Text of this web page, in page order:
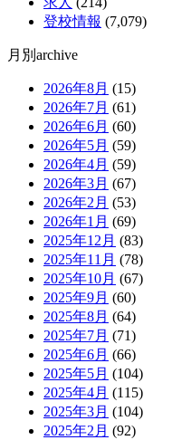
登校情報 (7,079)
月別archive
2026年8月 (15)
2026年7月 (61)
2026年6月 (60)
2026年5月 (59)
2026年4月 (59)
2026年3月 (67)
2026年2月 (53)
2026年1月 (69)
2025年12月 (83)
2025年11月 (78)
2025年10月 (67)
2025年9月 (60)
2025年8月 (64)
2025年7月 (71)
2025年6月 (66)
2025年5月 (104)
2025年4月 (115)
2025年3月 (104)
2025年2月 (92)